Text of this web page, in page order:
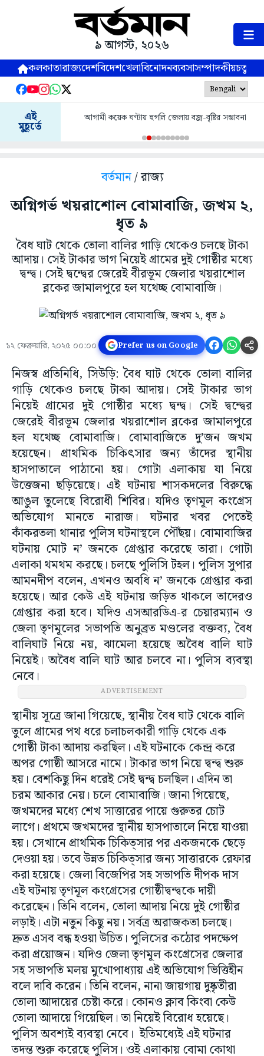
৯ আগস্ট, ২০২৬
কলকাতারাজ্যদেশবিদেশখেলাবিনোদনব্যবসাসম্পাদকীয়
এই
মুহূর্তে
আগামী কয়েক ঘণ্টায় হুগলি জেলায় বজ্র-বৃষ্টির সম্ভাবনা
বর্তমান/ রাজ্য
অগ্নিগর্ভ খয়রাশোল বোমাবাজি, জখম ২,
ধৃত ৯
বৈধ ঘাট থেকে তোলা বালির গাড়ি থেকেও চলছে টাকা
আদায়। সেই টাকার ভাগ নিয়েই গ্রামের দুই গোষ্ঠীর মধ্যে
দ্বন্দ্ব। সেই দ্বন্দ্বের জেরেই বীরভূম জেলার খয়রাশোল
ব্লকের জামালপুরে হল যথেচ্ছ বোমাবাজি।
১২ ফেব্রুয়ারি, ২০২৫ ০০:০০ Prefer us on Google
নিজস্ব প্রতিনিধি, সিউড়ি: বৈধ ঘাট থেকে তোলা বালির
গাড়ি থেকেও চলছে টাকা আদায়। সেই টাকার ভাগ
নিয়েই গ্রামের দুই গোষ্ঠীর মধ্যে দ্বন্দ্ব। সেই দ্বন্দ্বের
জেরেই বীরভূম জেলার খয়রাশোল ব্লকের জামালপুরে
হল যথেচ্ছ বোমাবাজি। বোমাবাজিতে দু’জন জখম
হয়েছেন। প্রাথমিক চিকিৎসার জন্য তাঁদের স্থানীয়
হাসপাতালে পাঠানো হয়। গোটা এলাকায় যা নিয়ে
উত্তেজনা ছড়িয়েছে। এই ঘটনায় শাসকদলের বিরুদ্ধে
আঙুল তুলেছে বিরোধী শিবির। যদিও তৃণমূল কংগ্রেস
অভিযোগ মানতে নারাজ। ঘটনার খবর পেতেই
কাঁকরতলা থানার পুলিস ঘটনাস্থলে পৌঁছয়। বোমাবাজির
ঘটনায় মোট ন’ জনকে গ্রেপ্তার করেছে তারা। গোটা
এলাকা থমথম করছে। চলছে পুলিসি টহল। পুলিস সুপার
আমনদীপ বলেন, এখনও অবধি ন’ জনকে গ্রেপ্তার করা
হয়েছে। আর কেউ এই ঘটনায় জড়িত থাকলে তাদেরও
গ্রেপ্তার করা হবে। যদিও এসআরডিএ-র চেয়ারম্যান ও
জেলা তৃণমূলের সভাপতি অনুব্রত মণ্ডলের বক্তব্য, বৈধ
বালিঘাট নিয়ে নয়, ঝামেলা হয়েছে অবৈধ বালি ঘাট
নিয়েই। অবৈধ বালি ঘাট আর চলবে না। পুলিস ব্যবস্থা
নেবে।
ADVERTISEMENT
স্থানীয় সূত্রে জানা গিয়েছে, স্থানীয় বৈধ ঘাট থেকে বালি
তুলে গ্রামের পথ ধরে চলাচলকারী গাড়ি থেকে এক
গোষ্ঠী টাকা আদায় করছিল। এই ঘটনাকে কেন্দ্র করে
অপর গোষ্ঠী আসরে নামে। টাকার ভাগ নিয়ে দ্বন্দ্ব শুরু
হয়। বেশকিছু দিন ধরেই সেই দ্বন্দ্ব চলছিল। এদিন তা
চরম আকার নেয়। চলে বোমাবাজি। জানা গিয়েছে,
জখমদের মধ্যে শেখ সাত্তারের পায়ে গুরুতর চোট
লাগে। প্রথমে জখমদের স্থানীয় হাসপাতালে নিয়ে যাওয়া
হয়। সেখানে প্রাথমিক চিকিত্সার পর একজনকে ছেড়ে
দেওয়া হয়। তবে উন্নত চিকিত্সার জন্য সাত্তারকে রেফার
করা হয়েছে। জেলা বিজেপির সহ সভাপতি দীপক দাস
এই ঘটনায় তৃণমূল কংগ্রেসের গোষ্ঠীদ্বন্দ্বকে দায়ী
করেছেন। তিনি বলেন, তোলা আদায় নিয়ে দুই গোষ্ঠীর
লড়াই। এটা নতুন কিছু নয়। সর্বত্র অরাজকতা চলছে।
দ্রুত এসব বন্ধ হওয়া উচিত। পুলিসের কঠোর পদক্ষেপ
করা প্রয়োজন। যদিও জেলা তৃণমূল কংগ্রেসের জেলার
সহ সভাপতি মলয় মুখোপাধ্যায় এই অভিযোগ ভিত্তিহীন
বলে দাবি করেন। তিনি বলেন, নানা জায়গায় দুষ্কৃতীরা
তোলা আদায়ের চেষ্টা করে। কোনও ক্লাব কিংবা কেউ
তোলা আদায়ে গিয়েছিল। তা নিয়েই বিরোধ হয়েছে।
পুলিস অবশ্যই ব্যবস্থা নেবে। ইতিমধ্যেই এই ঘটনার
তদন্ত শুরু করেছে পুলিস। ওই এলাকায় বোমা কোথা